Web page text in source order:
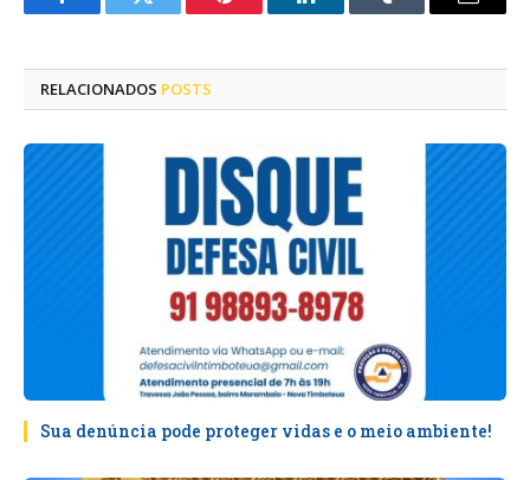
FacebookTwitter Pinterest LinkedInTumblr
E-
RELACIONADOS POSTS
Sua denúncia pode proteger vidas e o meio ambiente!